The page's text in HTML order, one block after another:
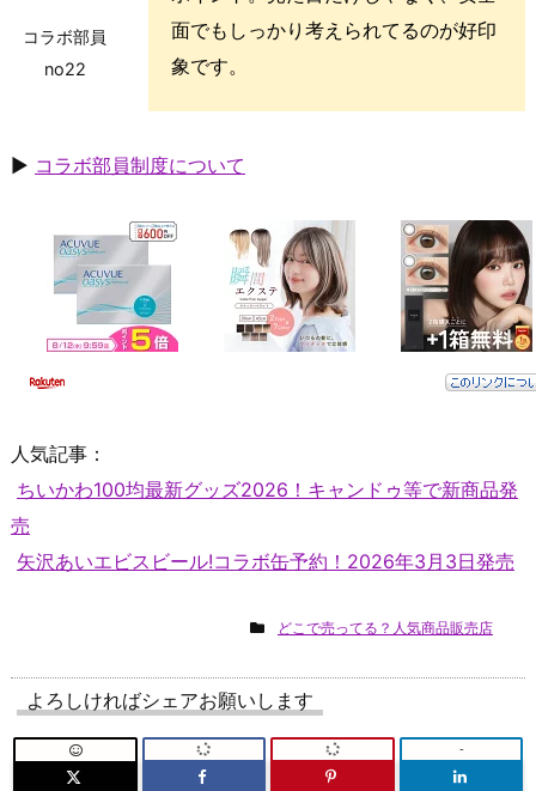
コラボ部員
no22
面でもしっかり考えられてるのが好印
象です。
▶ コラボ部員制度について
人気記事：
ちいかわ100均最新グッズ2026！キャンドゥ等で新商品発
売
矢沢あいエビスビール!コラボ缶予約！2026年3月3日発売
どこで売ってる？人気商品販売店
よろしければシェアお願いします
-